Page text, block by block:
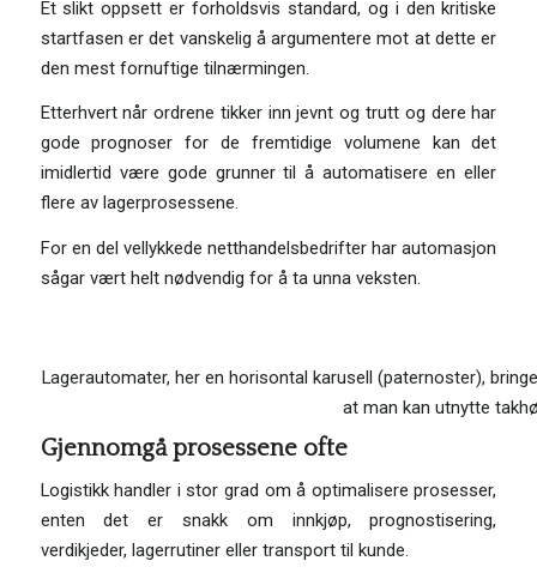
Et slikt oppsett er forholdsvis standard, og i den kritiske
startfasen er det vanskelig å argumentere mot at dette er
den mest fornuftige tilnærmingen.
Etterhvert når ordrene tikker inn jevnt og trutt og dere har
gode prognoser for de fremtidige volumene kan det
imidlertid være gode grunner til å automatisere en eller
flere av lagerprosessene.
For en del vellykkede netthandelsbedrifter har automasjon
sågar vært helt nødvendig for å ta unna veksten.
Lagerautomater, her en horisontal karusell (paternoster),
at man kan utnytte
Gjennomgå prosessene ofte
Logistikk handler i stor grad om å optimalisere prosesser,
enten det er snakk om innkjøp, prognostisering,
verdikjeder, lagerrutiner eller transport til kunde.